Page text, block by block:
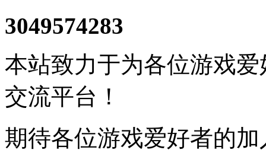
3049574283
本站致力于为各位游戏
交流平台！
期待各位游戏爱好者的加